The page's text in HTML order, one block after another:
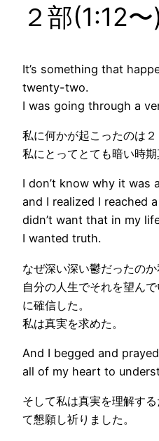
２部(1:12〜
It’s something that
twenty-two.
I was going through a
私に何かが起こったのは２
私にとってとても暗い時期
I don’t know why it was
and I realized I reached
didn’t want that in my
I wanted truth.
なぜ深い深い鬱だったの
自分の人生でそれを望ん
に確信した。
私は真実を求めた。
And I begged and prayed
all of my heart to
そして私は真実を理解す
て懇願し祈りました。